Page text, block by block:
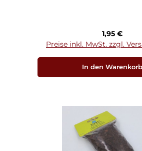
Regulärer
1,95 €
Preise inkl. MwSt. zzgl.
In den Warenkorb